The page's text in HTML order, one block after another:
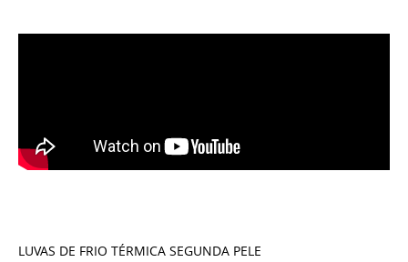
LUVAS DE FRIO TÉRMICA SEGUNDA PELE